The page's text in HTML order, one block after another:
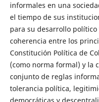
informales en una
el tiempo de sus
para su desarrollo político
coherencia entre los
Constitución Política de
(como norma formal) y la
conjunto de reglas
tolerancia política,